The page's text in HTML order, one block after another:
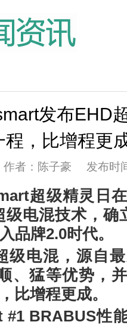
发布EHD
程，比增程更
者：陈子豪 发布时
超级精灵日
级电混技术，确
品牌2.0时代。
级电混，源自
、猛等优势，
比增程更成。
#1 BRABUS性